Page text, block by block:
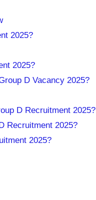
2025?
2025?
D Vacancy 2025?
D Recruitment 2025?
Recruitment 2025?
2025?